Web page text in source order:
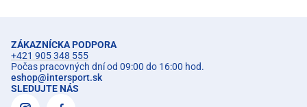
ZÁKAZNÍCKA PODPORA
+421 905 348 555
Počas pracovných dní od 09:00 do 16:00 hod.
eshop@intersport.sk
SLEDUJTE NÁS